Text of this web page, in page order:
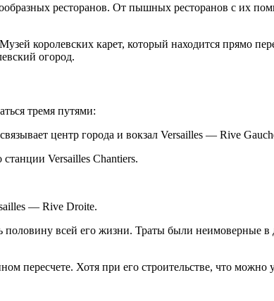
ресторанов. От пышных ресторанов с их
королевских карет, который находится прямо
огород.
тремя путями:
центр города и вокзал Versailles — Rive
Versailles Chantiers.
— Rive Droite.
половину всей его жизни. Траты были неимоверные
пересчете. Хотя при его строительстве, что можно